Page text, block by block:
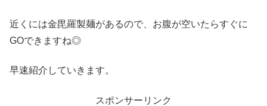
近くには金毘羅製麺があるので、お腹が空いたらすぐに
GOできますね◎
早速紹介していきます。
スポンサーリンク